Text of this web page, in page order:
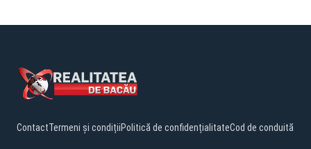
ContactTermeni și condițiiPolitică de confidențialitateCod de conduită